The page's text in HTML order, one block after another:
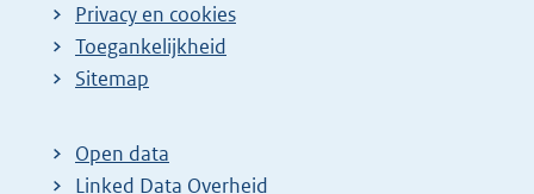
Privacy en cookies
Toegankelijkheid
Sitemap
Open data
Linked Data Overheid